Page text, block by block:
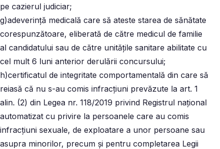
pe cazierul judiciar;
g)adeverinţă medicală care să ateste starea de sănătate
corespunzătoare, eliberată de către medicul de familie
al candidatului sau de către unităţile sanitare abilitate cu
cel mult 6 luni anterior derulării concursului;
h)certificatul de integritate comportamentală din care să
reiasă că nu s-au comis infracţiuni prevăzute la art. 1
alin. (2) din Legea nr. 118/2019 privind Registrul naţional
automatizat cu privire la persoanele care au comis
infracţiuni sexuale, de exploatare a unor persoane sau
asupra minorilor, precum şi pentru completarea Legii